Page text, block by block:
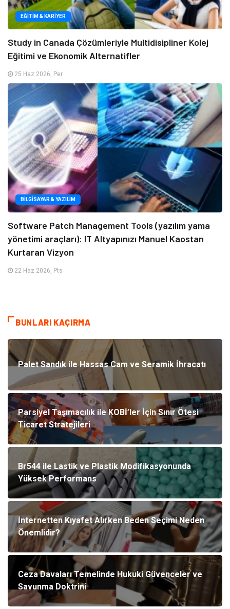
EĞITIM & KARIYER
Study in Canada Çözümleriyle Multidisipliner Kolej
Eğitimi ve Ekonomik Alternatifler
25 Haz 2026, Per
BILGISAYAR & YAZILIM
Software Patch Management Tools (yazılım yama
yönetimi araçları): IT Altyapınızı Manuel Kaostan
Kurtaran Vizyon
22 Haz 2026, Pts
BUNLARI KAÇIRMA
Palet Sandık ile Hassas Cam ve Seramik İhracatı
Parsiyel Taşımacılık ile KOBİ’ler İçin Sınır Ötesi
Ticaret Stratejileri
Br544 ile Lastik ve Plastik Modifikasyonunda
Yüksek Performans
İnternetten Kıyafet Alırken Beden Seçimi Neden
Önemlidir?
Ceza Davaları Temelinde Hukuki Güvenceler ve
Savunma Doktrini